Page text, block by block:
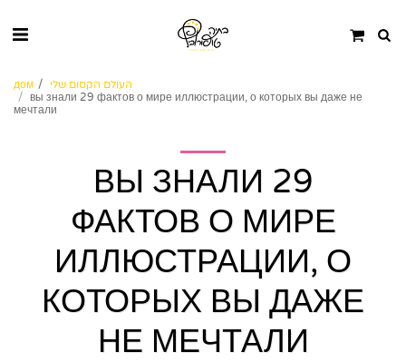
дом
העולם הקסום שלי
вы знали 29 фактов о мире иллюстрации, о которых вы даже не
мечтали
ВЫ ЗНАЛИ 29
ФАКТОВ О МИРЕ
ИЛЛЮСТРАЦИИ, О
КОТОРЫХ ВЫ ДАЖЕ
НЕ МЕЧТАЛИ